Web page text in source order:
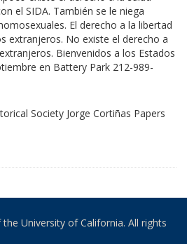
el SIDA. También se le niega
El derecho a la libertad
extranjeros. No existe el derecho a
Bienvenidos a los Estados
en Battery Park 212-989-
Society Jorge Cortiñas Papers
University of California. All rights